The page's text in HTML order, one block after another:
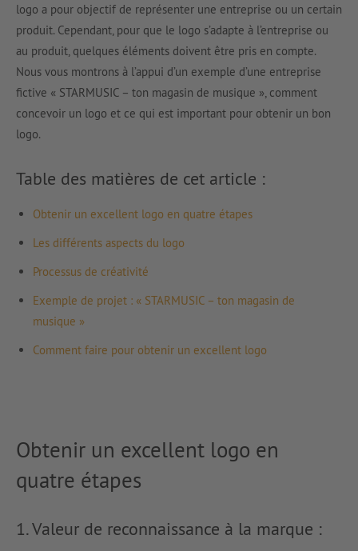
logo a pour objectif de représenter une entreprise ou un certain
produit. Cependant, pour que le logo s’adapte à l’entreprise ou
au produit, quelques éléments doivent être pris en compte.
Nous vous montrons à l’appui d’un exemple d’une entreprise
fictive « STARMUSIC – ton magasin de musique », comment
concevoir un logo et ce qui est important pour obtenir un bon
logo.
Table des matières de cet article :
Obtenir un excellent logo en quatre étapes
Les différents aspects du logo
Processus de créativité
Exemple de projet : « STARMUSIC – ton magasin de
musique »
Comment faire pour obtenir un excellent logo
Obtenir un excellent logo en
quatre étapes
1. Valeur de reconnaissance à la marque :